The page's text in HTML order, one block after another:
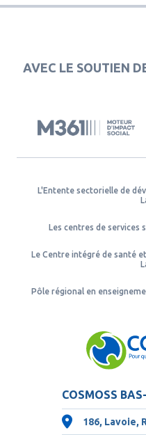
AVEC LE SOUTIEN
L'Entente sectorielle de
Les centres de services
Le Centre intégré de santé
Pôle régional en
COSMOSS
186, Lavoie,